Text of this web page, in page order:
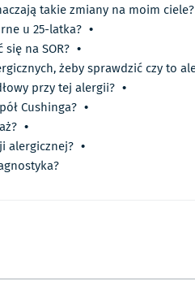
takie zmiany na moim ciele?
u 25-latka? •
na SOR? •
żeby sprawdzić czy to
przy tej alergii? •
Cushinga? •
•
alergicznej? •